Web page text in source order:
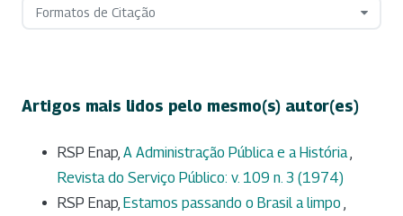
Formatos de Citação
Artigos mais lidos pelo mesmo(s) autor(es)
RSP Enap, A Administração Pública e a História,
Revista do Serviço Público: v. 109 n. 3 (1974)
RSP Enap, Estamos passando o Brasil a limpo ,